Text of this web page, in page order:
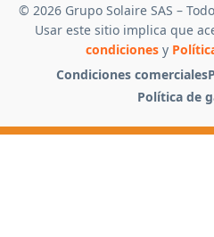
© 2026 Grupo Solaire SAS –
Usar este sitio implica que
condiciones y
Condiciones comerciales
Política de